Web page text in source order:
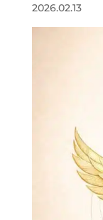
2026.02.13